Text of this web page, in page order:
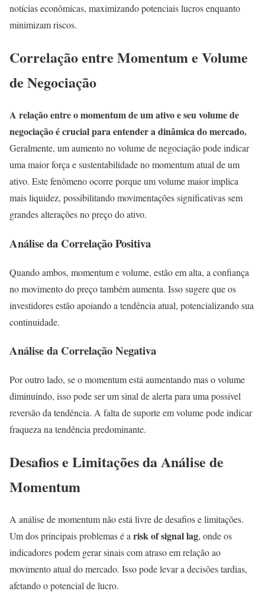
notícias econômicas, maximizando potenciais lucros enquanto
minimizam riscos.
Correlação entre Momentum e Volume
de Negociação
A relação entre o momentum de um ativo e seu volume de
negociação é crucial para entender a dinâmica do mercado.
Geralmente, um aumento no volume de negociação pode indicar
uma maior força e sustentabilidade no momentum atual de um
ativo. Este fenômeno ocorre porque um volume maior implica
mais liquidez, possibilitando movimentações significativas sem
grandes alterações no preço do ativo.
Análise da Correlação Positiva
Quando ambos, momentum e volume, estão em alta, a confiança
no movimento do preço também aumenta. Isso sugere que os
investidores estão apoiando a tendência atual, potencializando sua
continuidade.
Análise da Correlação Negativa
Por outro lado, se o momentum está aumentando mas o volume
diminuindo, isso pode ser um sinal de alerta para uma possível
reversão da tendência. A falta de suporte em volume pode indicar
fraqueza na tendência predominante.
Desafios e Limitações da Análise de
Momentum
A análise de momentum não está livre de desafios e limitações.
Um dos principais problemas é a risk of signal lag, onde os
indicadores podem gerar sinais com atraso em relação ao
movimento atual do mercado. Isso pode levar a decisões tardias,
afetando o potencial de lucro.